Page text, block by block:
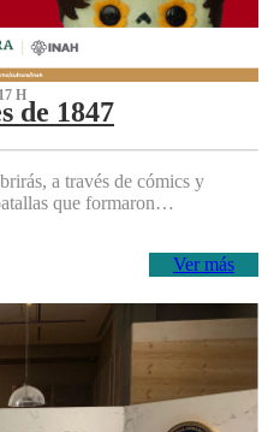
H
de 1847
a través de cómics y
que formaron…
Ver más